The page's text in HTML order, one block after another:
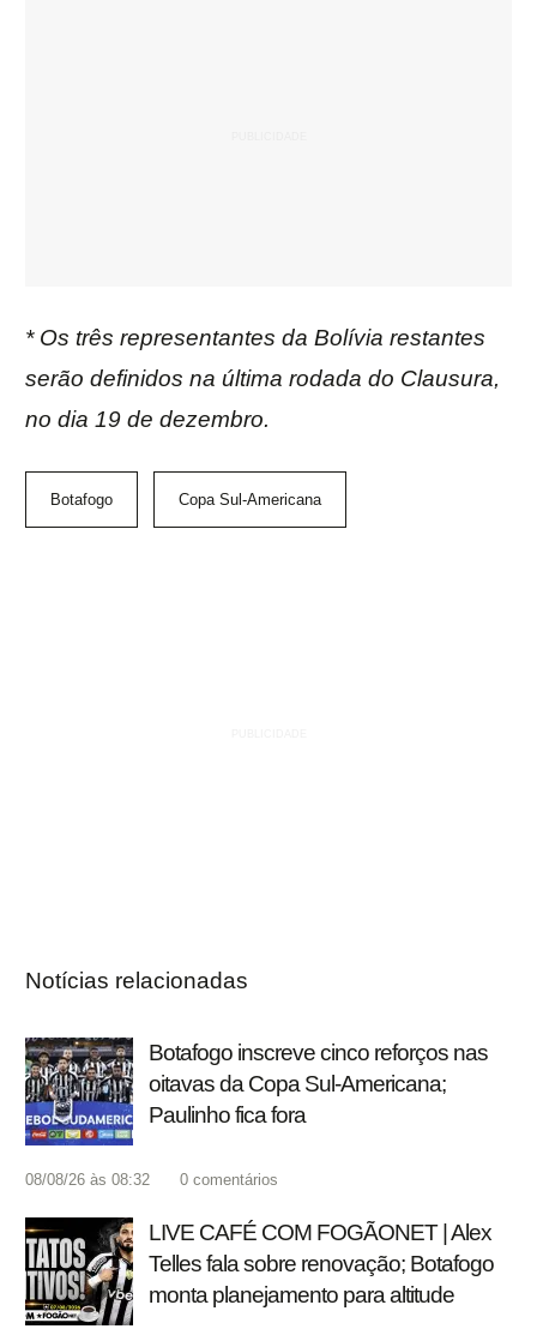
* Os três representantes da Bolívia restantes
serão definidos na última rodada do Clausura,
no dia 19 de dezembro.
Botafogo Copa Sul-Americana
Notícias relacionadas
Botafogo inscreve cinco reforços nas
oitavas da Copa Sul-Americana;
Paulinho fica fora
08/08/26 às 08:32 0 comentários
LIVE CAFÉ COM FOGÃONET | Alex
Telles fala sobre renovação; Botafogo
monta planejamento para altitude